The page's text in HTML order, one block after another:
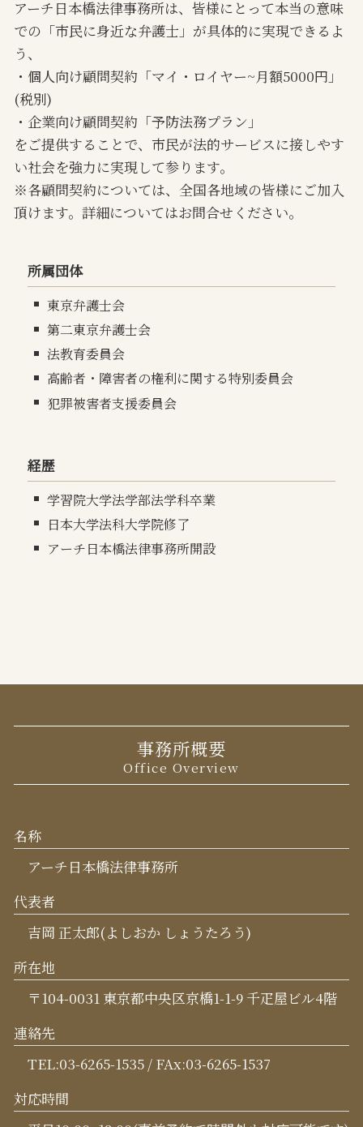
アーチ日本橋法律事務所は、皆様にとって本当の意味
での「市民に身近な弁護士」が具体的に実現できるよ
う、
・個人向け顧問契約「マイ・ロイヤー~月額5000円」
(税別)
・企業向け顧問契約「予防法務プラン」
をご提供することで、市民が法的サービスに接しやす
い社会を強力に実現して参ります。
※各顧問契約については、全国各地域の皆様にご加入
頂けます。詳細についてはお問合せください。
所属団体
東京弁護士会
第二東京弁護士会
法教育委員会
高齢者・障害者の権利に関する特別委員会
犯罪被害者支援委員会
経歴
学習院大学法学部法学科卒業
日本大学法科大学院修了
アーチ日本橋法律事務所開設
事務所概要
Office Overview
名称
アーチ日本橋法律事務所
代表者
吉岡 正太郎(よしおか しょうたろう)
所在地
〒104-0031 東京都中央区京橋1-1-9 千疋屋ビル4階
連絡先
TEL:03-6265-1535 / FAx:03-6265-1537
対応時間